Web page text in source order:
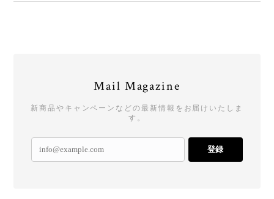
Mail Magazine
新商品やキャンペーンなどの最新情報をお届けいたしま
す。
登録